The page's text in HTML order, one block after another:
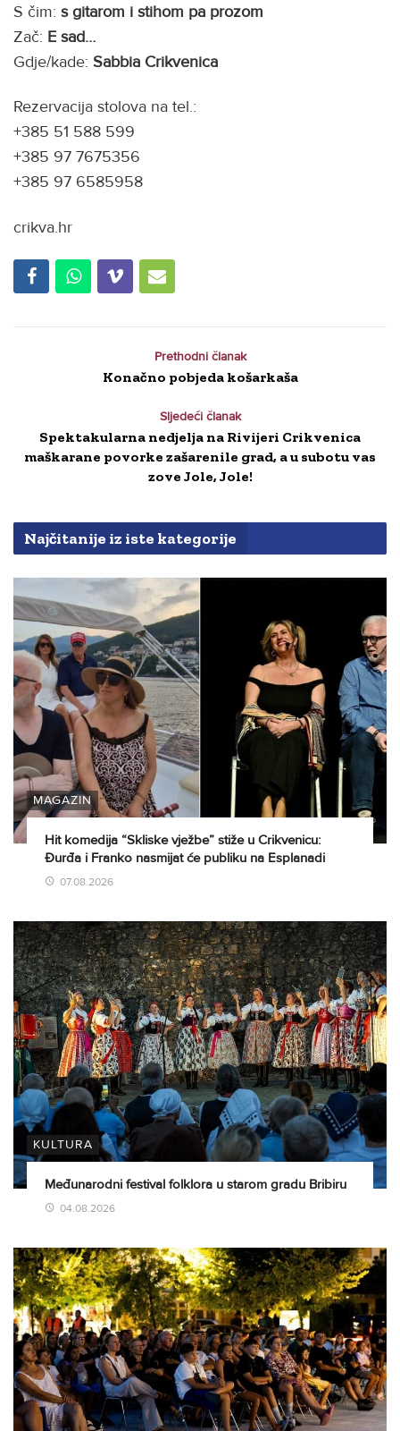
S čim: s gitarom i stihom pa prozom
Zač: E sad…
Gdje/kade: Sabbia Crikvenica
Rezervacija stolova na tel.:
+385 51 588 599
+385 97 7675356
+385 97 6585958
crikva.hr
Prethodni članak
Konačno pobjeda košarkaša
Sljedeći članak
Spektakularna nedjelja na Rivijeri Crikvenica
maškarane povorke zašarenile grad, a u subotu vas
zove Jole, Jole!
Najčitanije iz iste kategorije
MAGAZIN
Hit komedija “Skliske vježbe” stiže u Crikvenicu:
Đurđa i Franko nasmijat će publiku na Esplanadi
07.08.2026
KULTURA
Međunarodni festival folklora u starom gradu Bribiru
04.08.2026